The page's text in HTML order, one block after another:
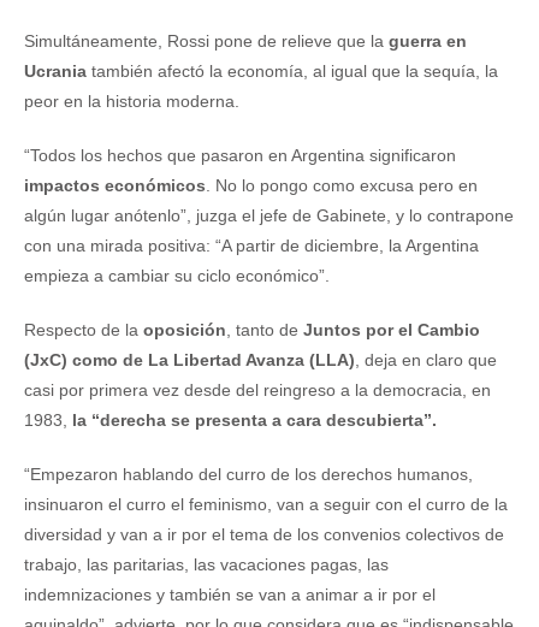
Simultáneamente, Rossi pone de relieve que la guerra en
Ucrania también afectó la economía, al igual que la sequía, la
peor en la historia moderna.
“Todos los hechos que pasaron en Argentina significaron
impactos económicos . No lo pongo como excusa pero en
algún lugar anótenlo”, juzga el jefe de Gabinete, y lo contrapone
con una mirada positiva: “A partir de diciembre, la Argentina
empieza a cambiar su ciclo económico”.
Respecto de la oposición , tanto de Juntos por el Cambio
(JxC) como de La Libertad Avanza (LLA) , deja en claro que
casi por primera vez desde del reingreso a la democracia, en
1983, la “derecha se presenta a cara descubierta”.
“Empezaron hablando del curro de los derechos humanos,
insinuaron el curro el feminismo, van a seguir con el curro de la
diversidad y van a ir por el tema de los convenios colectivos de
trabajo, las paritarias, las vacaciones pagas, las
indemnizaciones y también se van a animar a ir por el